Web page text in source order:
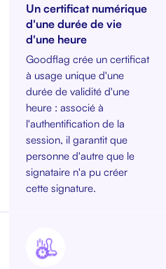
Un certificat numérique
d'une durée de vie
d'une heure
Goodflag crée un certificat
à usage unique d'une
durée de validité d'une
heure : associé à
l'authentification de la
session, il garantit que
personne d'autre que le
signataire n'a pu créer
cette signature.